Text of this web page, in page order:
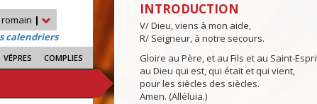
|
calendriers
VÊPRES COMPLIES
INTRODUCTION
V/ Dieu, viens à mon aide,
R/ Seigneur, à notre secours.
Gloire au Père, et au Fils et au Saint-
au Dieu qui est, qui était et qui vient,
pour les siècles des siècles.
Amen. (Alléluia.)